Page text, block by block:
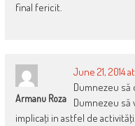
final fericit.
Armanu Roza
June 21, 2014 at
Dumnezeu să
Dumnezeu să
implicaţi in astfel de